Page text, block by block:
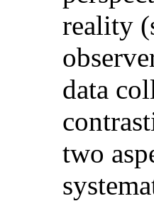
reality
data
two